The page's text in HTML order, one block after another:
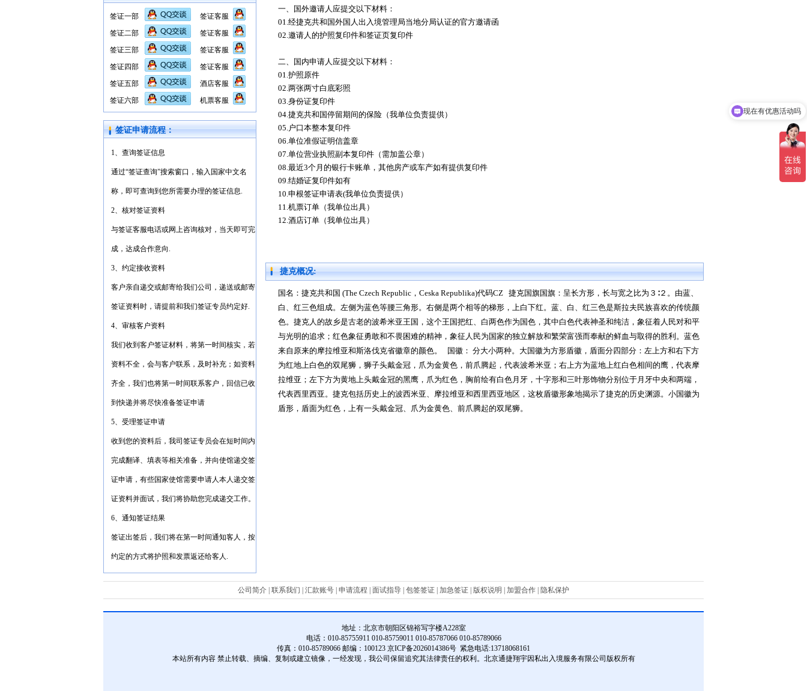
签证一部
签证二部
签证三部
签证四部
签证五部
签证六部
签证客服
签证客服
签证客服
签证客服
酒店客服
机票客服
签证申请流程：
1、查询签证信息
通过“签证查询”搜索窗口，输入国家中文名
称，即可查询到您所需要办理的签证信息.
2、核对签证资料
与签证客服电话或网上咨询核对，当天即可完
成，达成合作意向.
3、约定接收资料
客户亲自递交或邮寄给我们公司，递送或邮寄
签证资料时，请提前和我们签证专员约定好.
4、审核客户资料
我们收到客户签证材料，将第一时间核实，若
资料不全，会与客户联系，及时补充；如资料
齐全，我们也将第一时间联系客户，回信已收
到快递并将尽快准备签证申请
5、受理签证申请
收到您的资料后，我司签证专员会在短时间内
完成翻译、填表等相关准备，并向使馆递交签
证申请，有些国家使馆需要申请人本人递交签
证资料并面试，我们将协助您完成递交工作。
6、通知签证结果
签证出签后，我们将在第一时间通知客人，按
约定的方式将护照和发票返还给客人.
一、国外邀请人应提交以下材料：
01.经捷克共和国外国人出入境管理局当地分局认证的官方邀请函
02.邀请人的护照复印件和签证页复印件
二、国内申请人应提交以下材料：
01.护照原件
02.两张两寸白底彩照
03.身份证复印件
04.捷克共和国停留期间的保险（我单位负责提供）
05.户口本整本复印件
06.单位准假证明信盖章
07.单位营业执照副本复印件（需加盖公章）
08.最近3个月的银行卡账单，其他房产或车产如有提供复印件
09.结婚证复印件如有
10.申根签证申请表(我单位负责提供）
11.机票订单（我单位出具）
12.酒店订单（我单位出具）
捷克概况:
国名：捷克共和国 (The Czech Republic ， Ceska Republika)代码CZ 捷克国旗国旗：呈长方形，长与宽之比为３∶２。由蓝、
白、红三色组成。左侧为蓝色等腰三角形。右侧是两个相等的梯形，上白下红。蓝、白、红三色是斯拉夫民族喜欢的传统颜
色。捷克人的故乡是古老的波希米亚王国，这个王国把红、白两色作为国色，其中白色代表神圣和纯洁，象征着人民对和平
与光明的追求；红色象征勇敢和不畏困难的精神，象征人民为国家的独立解放和繁荣富强而奉献的鲜血与取得的胜利。蓝色
来自原来的摩拉维亚和斯洛伐克省徽章的颜色。
国徽： 分大小两种。大国徽为方形盾徽，盾面分四部分：左上方和右下方
为红地上白色的双尾狮，狮子头戴金冠，爪为金黄色，前爪腾起，代表波希米亚；右上方为蓝地上红白色相间的鹰，代表摩
拉维亚；左下方为黄地上头戴金冠的黑鹰，爪为红色，胸前绘有白色月牙，十字形和三叶形饰物分别位于月牙中央和两端，
代表西里西亚。捷克包括历史上的波西米亚、摩拉维亚和西里西亚地区，这枚盾徽形象地揭示了捷克的历史渊源。小国徽为
盾形，盾面为红色，上有一头戴金冠、爪为金黄色、前爪腾起的双尾狮。
公司简介 联系我们 汇款账号 申请流程 面试指导 包签签证 加急签证 版权说明 加盟合作 隐私保护
地址： 北京市朝阳区锦裕写字楼A228室
电话：010-85755911 010-85759011 010-85787066 010-85789066
传真：010-85789066 邮编：100123 京ICP备2026014386号 紧急电话:13718068161
本站所有内容 禁止转载、摘编、复制或建立镜像，一经发现，我公司保留追究其法律责任的权利。北京通捷翔宇因私出入境服务有限公司版权所有
可以介绍下你们的产品么